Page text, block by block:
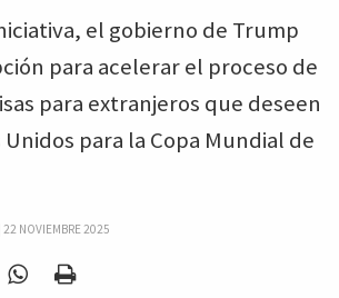
el gobierno de Trump
para acelerar el proceso de
para extranjeros que deseen
Unidos para la Copa Mundial de
22 NOVIEMBRE 2025